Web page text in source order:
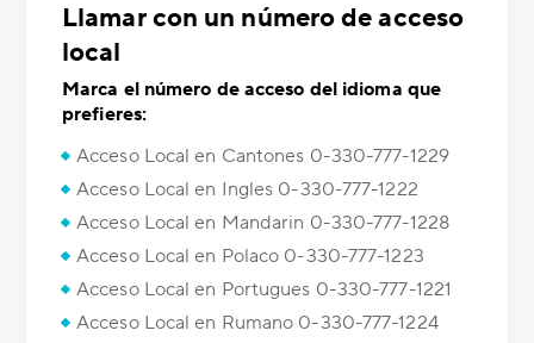
Llamar con un número de acceso
local
Marca el número de acceso del idioma que
prefieres:
Acceso Local en Cantones 0-330-777-1229
Acceso Local en Ingles 0-330-777-1222
Acceso Local en Mandarin 0-330-777-1228
Acceso Local en Polaco 0-330-777-1223
Acceso Local en Portugues 0-330-777-1221
Acceso Local en Rumano 0-330-777-1224